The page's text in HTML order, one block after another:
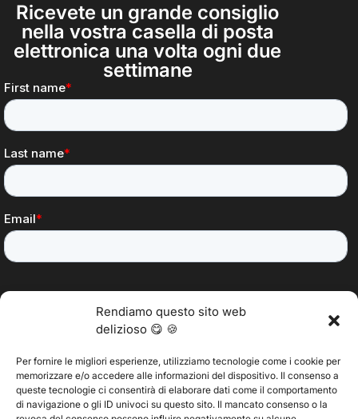
Rendiamo questo sito web
delizioso 😋 🍪
Per fornire le migliori esperienze, utilizziamo tecnologie come i cookie per
memorizzare e/o accedere alle informazioni del dispositivo. Il consenso a
queste tecnologie ci consentirà di elaborare dati come il comportamento
di navigazione o gli ID univoci su questo sito. Il mancato consenso o la
Ricevete un grande consiglio
nella vostra casella di posta
elettronica una volta ogni due
settimane
@2025 Vertitech. Tutti i diritti riservati.